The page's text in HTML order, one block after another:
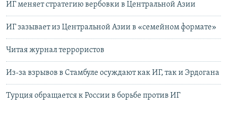
ИГ меняет стратегию вербовки в Центральной Азии
ИГ зазывает из Центральной Азии в «семейном формате»
Читая журнал террористов
Из-за взрывов в Стамбуле осуждают как ИГ, так и Эрдогана
Турция обращается к России в борьбе против ИГ